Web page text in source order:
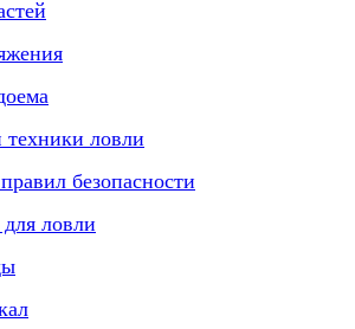
техники ловли
безопасности
ловли